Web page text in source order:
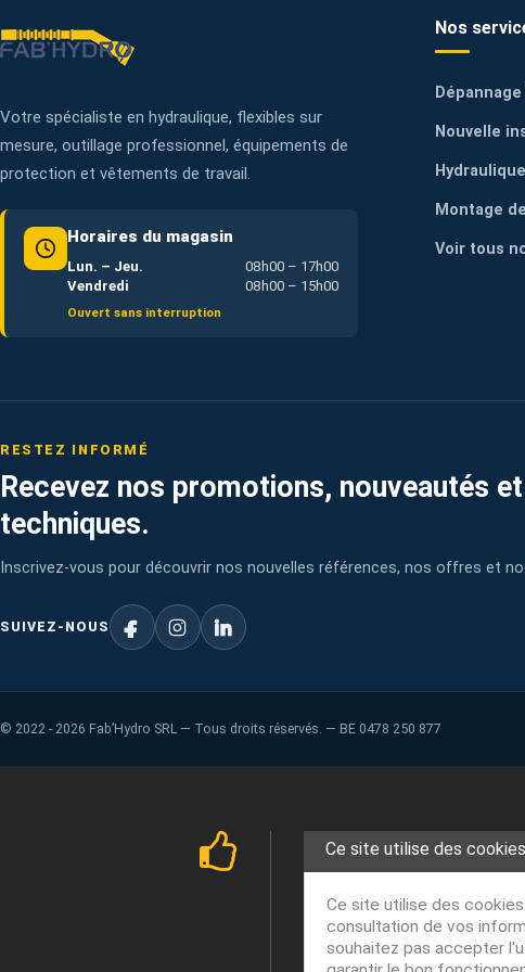
Votre spécialiste en hydraulique, flexibles sur
mesure, outillage professionnel, équipements de
protection et vêtements de travail.
Horaires du magasin
Lun. – Jeu.
08h00 – 17h00
Vendredi
08h00 – 15h00
Ouvert sans interruption
Nos
Nouvelle
Montage
Voir tous
RESTEZ INFORMÉ
Recevez nos promotions, nouveautés
techniques.
Inscrivez-vous pour découvrir nos nouvelles références, nos offres et
SUIVEZ-NOUS
© 2022 - 2026 Fab’Hydro SRL — Tous droits réservés. — BE 0478 250 877
Ce site utilise des cookies
Ce site utilise des
consultation de vos
souhaitez pas accepter